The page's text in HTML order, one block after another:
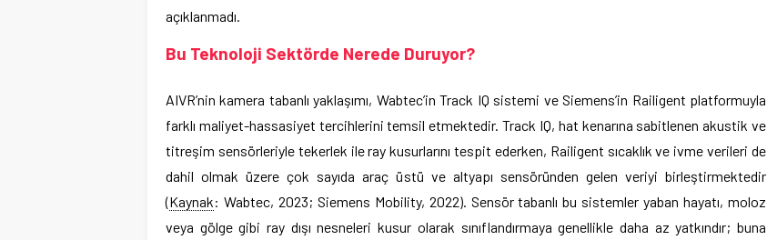
açıklanmadı.
Bu Teknoloji Sektörde Nerede Duruyor?
AIVR’nin kamera tabanlı yaklaşımı, Wabtec’in Track IQ sistemi ve Siemens’in Railigent platformuyla
farklı maliyet-hassasiyet tercihlerini temsil etmektedir. Track IQ, hat kenarına sabitlenen akustik ve
titreşim sensörleriyle tekerlek ile ray kusurlarını tespit ederken, Railigent sıcaklık ve ivme verileri de
dahil olmak üzere çok sayıda araç üstü ve altyapı sensöründen gelen veriyi birleştirmektedir
(Kaynak: Wabtec, 2023; Siemens Mobility, 2022). Sensör tabanlı bu sistemler yaban hayatı, moloz
veya gölge gibi ray dışı nesneleri kusur olarak sınıflandırmaya genellikle daha az yatkındır; buna